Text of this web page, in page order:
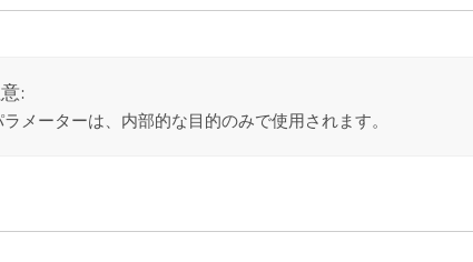
:
ラメーターは、内部的な目的のみで使用されます。